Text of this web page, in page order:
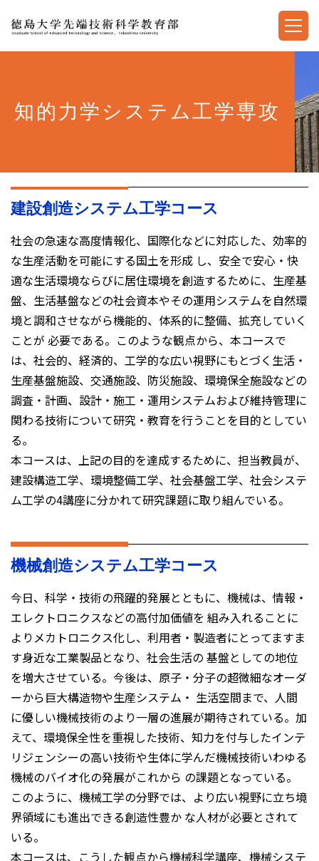
知的力学システム工学専攻
建設創造システム工学コース
社会の急速な高度情報化、国際化などに対応した、効率的
な生産活動を可能にする国土を形成 し、安全で安心・快
適な生活環境ならびに居住環境を創造するために、生産基
盤、生活基盤などの社会資本やその運用システムを自然環
境と調和させながら機能的、体系的に整備、拡充していく
ことが 必要である。このような観点から、本コースで
は、社会的、経済的、工学的な広い視野にもとづく生活・
生産基盤施設、交通施設、防災施設、環境保全施設などの
調査・計画、設計・施工・運用システムおよび維持管理に
関わる技術について研究・教育を行うことを目的としてい
る。
本コースは、上記の目的を達成するために、担当教員が、
建設構造工学、環境整備工学、社会基盤工学、社会システ
ム工学の4講座に分かれて研究課題に取り組んでいる。
機械創造システム工学コース
今日、科学・技術の飛躍的発展とともに、機械は、情報・
エレクトロニクスなどの高付加価値を 組み入れることに
よりメカトロニクス化し、利用者・製造者にとってますま
す身近な工業製品となり、社会生活の 基盤としての地位
を増大させている。今後は、原子・分子の超微細なオーダ
ーから巨大構造物や生産システム・ 生活空間まで、人間
に優しい機械技術のより一層の進展が期待されている。加
えて、環境保全性を重視した技術、知力を付与したインテ
リジェンシーの高い技術や生体に学んだ機械技術いわゆる
機械のバイオ化の発展がこれから の課題となっている。
このように、機械工学の分野では、より広い視野に立ち境
界領域にも進出できる創造性豊か な人材が必要とされて
いる。
本コースは、こうした観点から機械科学講座、機械システ